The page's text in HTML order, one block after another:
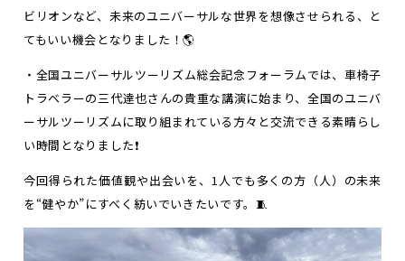
ビリオンなど、未来のユニバーサルな世界を想像させられる、と
てもいい機会となりました！🌎
・全国ユニバーサルツーリズム総会記念フォーラムでは、車椅子
トラベラーの三代達也さんの貴重な講演に始まり、全国のユニバ
ーサルツーリズムに取り組まれている方々と交流できる素晴らし
い時間となりました❗️
今回得られた価値観や出会いを、1人でも多くの方（人）の未来
を“健やか”にすべく紡いでいきたいです。🧵